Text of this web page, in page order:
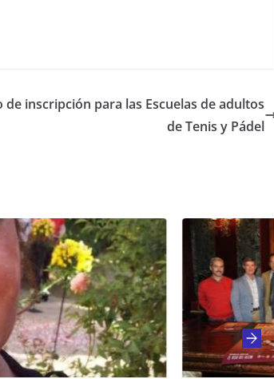
de inscripción para las Escuelas de adultos
de Tenis y Pádel